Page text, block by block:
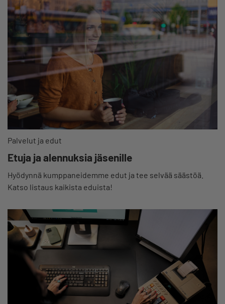
Palvelut ja edut
Etuja ja alennuksia jäsenille
Hyödynnä kumppaneidemme edut ja tee selvää säästöä.
Katso listaus kaikista eduista!